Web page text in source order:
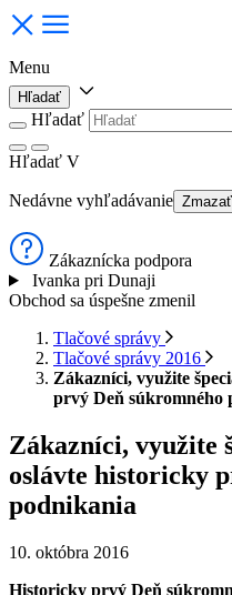
Menu
Hľadať
Hľadať
Hľadať V
Nedávne vyhľadávanie
Zákaznícka podpora
Ivanka pri Dunaji
Obchod sa úspešne zmenil
Tlačové správy
Tlačové správy 2016
Zákazníci, využite
prvý Deň súkromného
Zákazníci, využite
oslávte historicky
podnikania
10. októbra 2016
Historicky prvý Deň